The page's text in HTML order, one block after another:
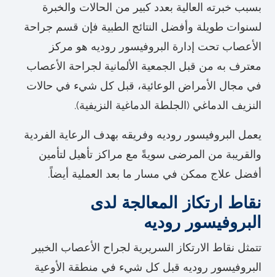
بسبب خبرته العالية بعدد كبير من الحالات والخبرة
لسنوات طويلة وأفضل النتائج الطبية فإن قسم جراحة
الأعصاب تحت إدارة البروفيسور روديه هو مركز
معترف به من قبل الجمعية الألمانية لجراحة الأعصاب
في مجال الأمراض الوعائية، قبل كل شيء في حالات
النزيف الدماغي (الجلطة الدماغية النزيفية).
يعمل البروفيسور روديه وفريقه بهدف الرعاية الفردية
والقريبة من المرضى سويةً مع مراكز تأهيل لتأمين
أفضل علاج ممكن في مسار ما بعد العملية أيضاً.
نقاط ارتكاز المعالجة لدى
البروفيسور روديه
تتمثل نقاط الارتكاز السريرية لجراح الأعصاب الخبير
البروفيسور روديه قبل كل شيء في منطقة الأوعية